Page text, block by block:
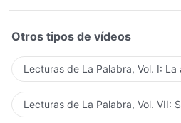
Otros tipos de vídeos
Lecturas de La Palabra, Vol. I:
Lecturas de La Palabra, Vol. VII: